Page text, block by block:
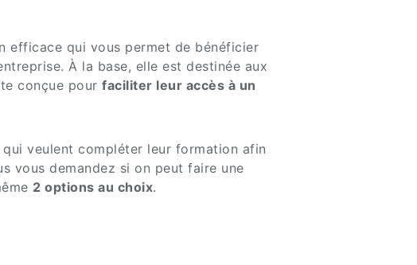
efficace qui vous permet de bénéficier
À la base, elle est destinée aux
conçue pourfaciliter leur accès à un
qui veulent compléter leur formation afin
vous demandez si on peut faire une
2 options au choix.